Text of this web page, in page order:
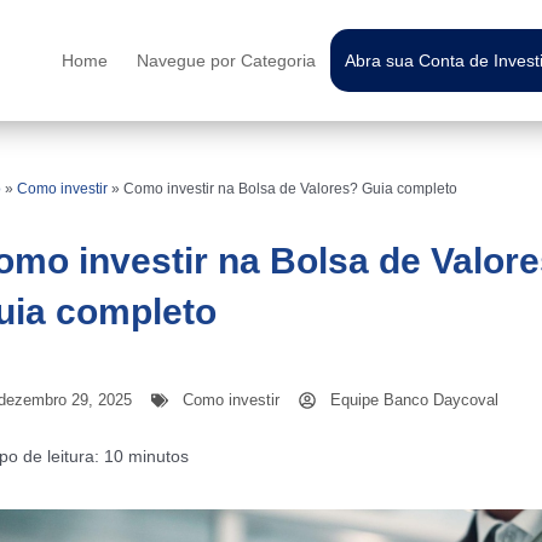
Home Navegue por Categoria Abra sua Conta de
» Como investir» Como investir na Bolsa de Valores? Guia completo
investir na Bolsa de
completo
29, 2025 Como investir Equipe Banco Daycoval
de leitura: 10 minutos